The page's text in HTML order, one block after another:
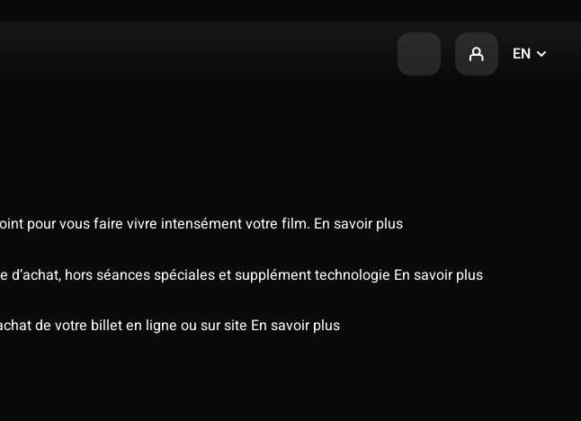
EN
pour vous faire vivre intensément votre film. En savoir plus
hors séances spéciales et supplément technologie En savoir plus
de votre billet en ligne ou sur site En savoir plus